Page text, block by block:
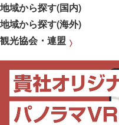
地域から探す(国内)
地域から探す(海外)
観光協会・連盟